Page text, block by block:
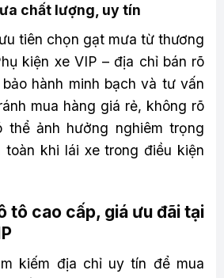
chất lượng, uy tín
tiên chọn gạt mưa từ thương
kiện xe VIP – địa chỉ bán rõ
hành minh bạch và tư vấn
mua hàng giá rẻ, không rõ
ảnh hưởng nghiêm trọng
toàn khi lái xe trong điều kiện
tô cao cấp, giá ưu đãi tại
kiếm địa chỉ uy tín để mua